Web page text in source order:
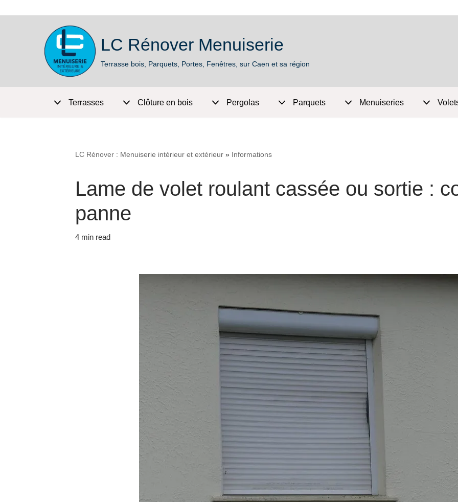
LC Rénover Menuiserie
Terrasse bois, Parquets, Portes, Fenêtres, sur Caen et sa région
Terrasses Clôture en bois Pergolas Parquets Menuiseries
LC Rénover : Menuiserie intérieur et extérieur » Informations
Lame de volet roulant cassée ou sortie :
panne
4 min read